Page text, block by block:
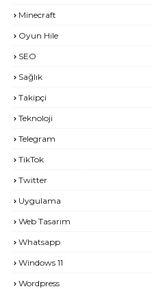
Minecraft
Oyun Hile
SEO
Sağlık
Takipçi
Teknoloji
Telegram
TikTok
Twitter
Uygulama
Web Tasarım
Whatsapp
Windows 11
Wordpress